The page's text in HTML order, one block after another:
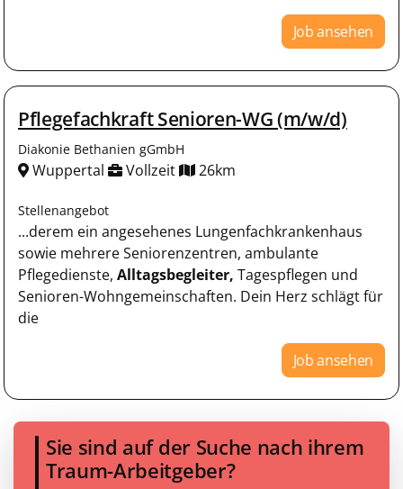
Job ansehen
Pflegefachkraft Senioren-WG (m/w/d)
Diakonie Bethanien gGmbH
Wuppertal Vollzeit 26km
Stellenangebot
...derem ein angesehenes Lungenfachkrankenhaus
sowie mehrere Seniorenzentren, ambulante
Pflegedienste, Alltagsbegleiter, Tagespflegen und
Senioren-Wohngemeinschaften. Dein Herz schlägt für
die
Job ansehen
Sie sind auf der Suche nach ihrem
Traum-Arbeitgeber?